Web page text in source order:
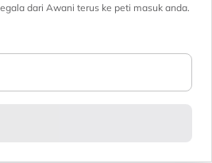
dari Awani terus ke peti masuk anda.